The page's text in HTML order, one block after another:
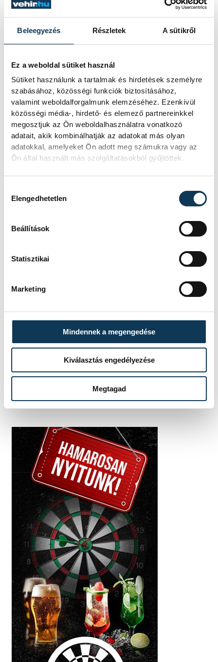
Beleegyezés Részletek A sütikről
Ez a weboldal sütiket használ
Sütiket használunk a tartalmak és hirdetések személyre
szabásához, közösségi funkciók biztosításához,
valamint weboldalforgalmunk elemzéséhez. Ezenkívül
közösségi média-, hirdető- és elemező partnereinkkel
megosztjuk az Ön weboldalhasználatra vonatkozó
adatait, akik kombinálhatják az adatokat más olyan
adatokkal, amelyeket Ön adott meg számukra vagy az
Ön által használt más szolgáltatásokból gyűjtöttek.
Elengedhetetlen
Beállítások
Statisztikai
Marketing
Mindennek a megengedése
Kiválasztás engedélyezése
Megtagad
előtt, és a színpadon már nem csak Márait
halljuk, és színészeket látjuk, hanem
magunkat. Esendőn, büszkén, gyarlón,
ahogy Márai is látott minket: embernek.
„És ne feledd soha, hogy a világ fia is
voltál. Rokona a négereknek és a
csillagoknak, a hüllőknek és Leonardo da
Vincinek, a Golf áramnak és a maláj
nőknek, a földrengésnek és Lao-cénak.
lélek fogad vissza.”
GALÉRIA
Örökérvényű üzenet Márai Sándortól
14 kép
vehir.hu